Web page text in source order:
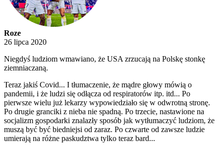
Roze
26 lipca 2020
Niegdyś ludziom wmawiano, że USA zrzucają na Polskę stonkę
ziemniaczaną.
Teraz jakiś Covid... I tłumaczenie, że mądre głowy mówią o
pandemii, i że ludzi się odłącza od respiratorów itp. itd... Po
pierwsze wielu już lekarzy wypowiedziało się w odwrotną stronę.
Po drugie granciki z nieba nie spadną. Po trzecie, nastawione na
socjalizm gospodarki znalazły sposób jak wytłumaczyć ludziom, że
muszą być być biedniejsi od zaraz. Po czwarte od zawsze ludzie
umierają na różne paskudztwa tylko teraz bard...